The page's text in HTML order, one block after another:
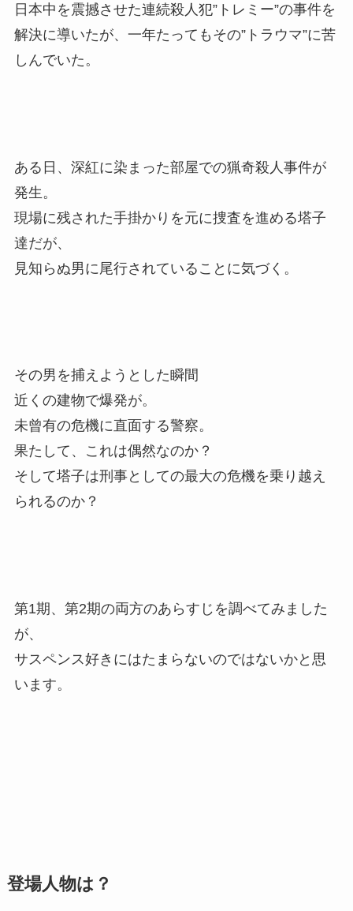
日本中を震撼させた連続殺人犯”トレミー”の事件を
解決に導いたが、一年たってもその”トラウマ”に苦
しんでいた。
ある日、深紅に染まった部屋での猟奇殺人事件が
発生。
現場に残された手掛かりを元に捜査を進める塔子
達だが、
見知らぬ男に尾行されていることに気づく。
その男を捕えようとした瞬間
近くの建物で爆発が。
未曾有の危機に直面する警察。
果たして、これは偶然なのか？
そして塔子は刑事としての最大の危機を乗り越え
られるのか？
第1期、第2期の両方のあらすじを調べてみました
が、
サスペンス好きにはたまらないのではないかと思
います。
登場人物は？